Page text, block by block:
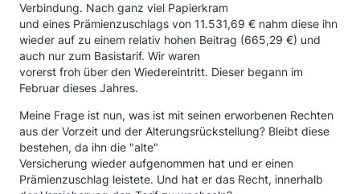
Verbindung. Nach ganz viel Papierkram
und eines Prämienzuschlags von 11.531,69 € nahm diese ihn
wieder auf zu einem relativ hohen Beitrag (665,29 €) und
auch nur zum Basistarif. Wir waren
vorerst froh über den Wiedereintritt. Dieser begann im
Februar dieses Jahres.
Meine Frage ist nun, was ist mit seinen erworbenen Rechten
aus der Vorzeit und der Alterungsrückstellung? Bleibt diese
bestehen, da ihn die "alte"
Versicherung wieder aufgenommen hat und er einen
Prämienzuschlag leistete. Und hat er das Recht, innerhalb